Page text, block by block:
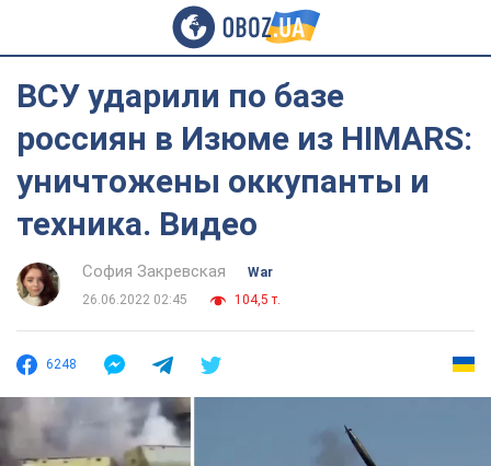
ВСУ ударили по базе
россиян в Изюме из HIMARS:
уничтожены оккупанты и
техника. Видео
София Закревская
War
26.06.2022 02:45
104,5 т.
6248